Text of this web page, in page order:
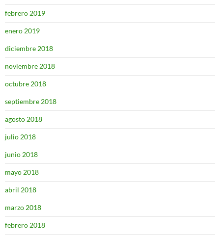
febrero 2019
enero 2019
diciembre 2018
noviembre 2018
octubre 2018
septiembre 2018
agosto 2018
julio 2018
junio 2018
mayo 2018
abril 2018
marzo 2018
febrero 2018